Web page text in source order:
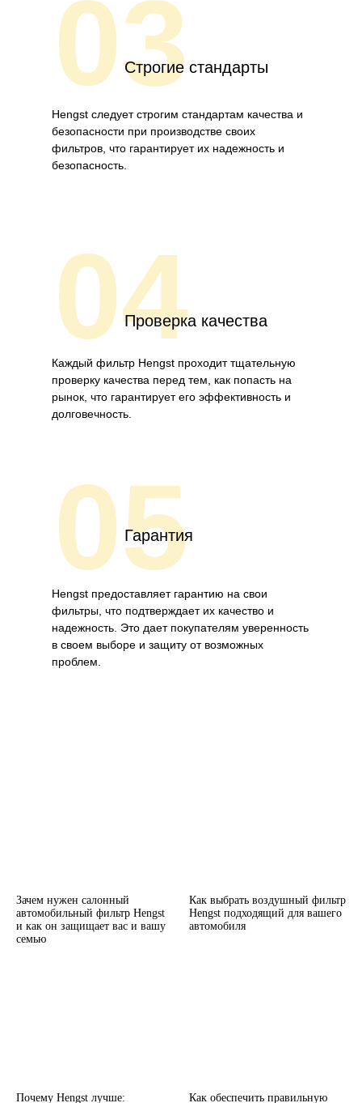
03Строгие стандарты
Hengst следует строгим стандартам качества и
безопасности при производстве своих
фильтров, что гарантирует их надежность и
безопасность.
04Проверка качества
Каждый фильтр Hengst проходит тщательную
проверку качества перед тем, как попасть на
рынок, что гарантирует его эффективность и
долговечность.
05
Гарантия
Hengst предоставляет гарантию на свои
фильтры, что подтверждает их качество и
надежность. Это дает покупателям уверенность
в своем выборе и защиту от возможных
проблем.
Зачем нужен салонный
автомобильный фильтр Hengst
и как он защищает вас и вашу
семью
Как выбрать воздушный фильтр
Hengst подходящий для вашего
автомобиля
Почему Hengst лучше: Как обеспечить правильную